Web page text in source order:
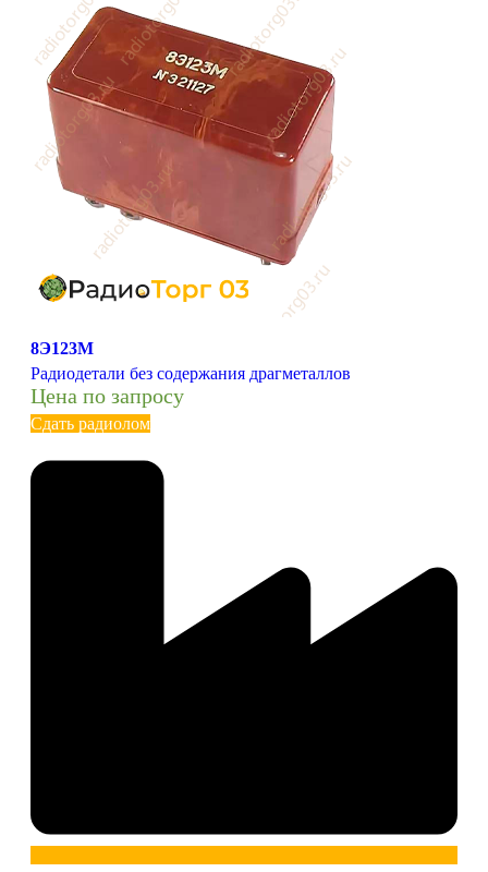
8Э123М
Радиодетали без содержания драгметаллов
Цена по запросу
Сдать радиолом